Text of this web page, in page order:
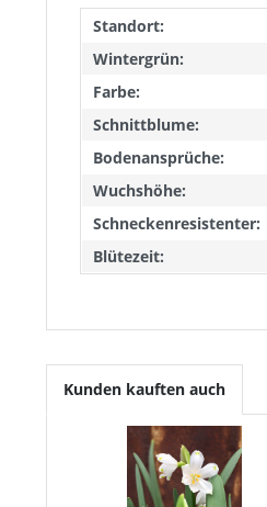
Standort:
Wintergrün:
Farbe:
Schnittblume:
Bodenansprüche:
Wuchshöhe:
Schneckenresistenter:
Blütezeit:
Kunden kauften auch